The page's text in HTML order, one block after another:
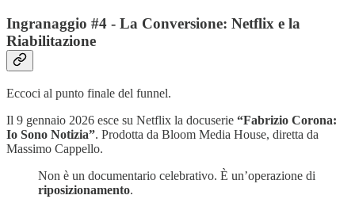
Ingranaggio #4 - La Conversione: Netflix e la
Riabilitazione
Eccoci al punto finale del funnel.
Il 9 gennaio 2026 esce su Netflix la docuserie “Fabrizio Corona:
Io Sono Notizia”. Prodotta da Bloom Media House, diretta da
Massimo Cappello.
Non è un documentario celebrativo. È un’operazione di
riposizionamento.